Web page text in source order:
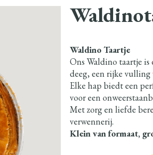
Waldino Taartje
Ons Waldino taartje
deeg, een rijke vulling
Elke hap biedt een
voor een
Met zorg en liefde
verwennerij.
Klein van formaat,